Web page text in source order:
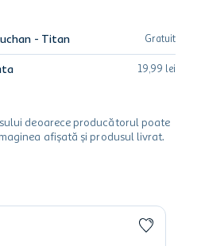
- Titan Gratuit
19,99 lei
deoarece producătorul poate
afișată și produsul livrat.